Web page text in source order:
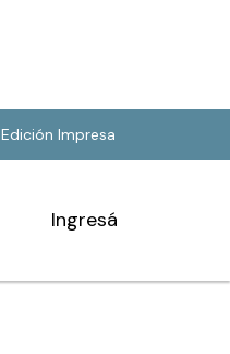
Edición Impresa
Ingresá